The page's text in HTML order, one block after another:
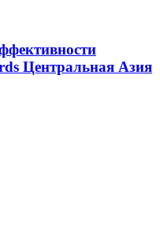
Центральная Азия